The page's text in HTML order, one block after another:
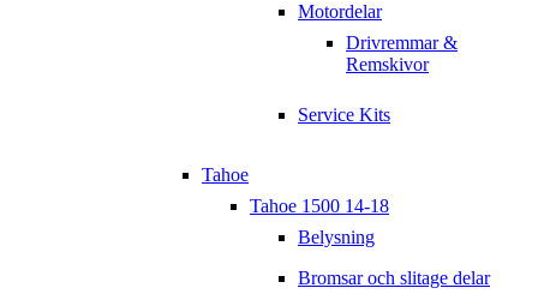
Motordelar
Drivremmar &
Remskivor
Service Kits
Tahoe
Tahoe 1500 14-18
Belysning
Bromsar och slitage delar